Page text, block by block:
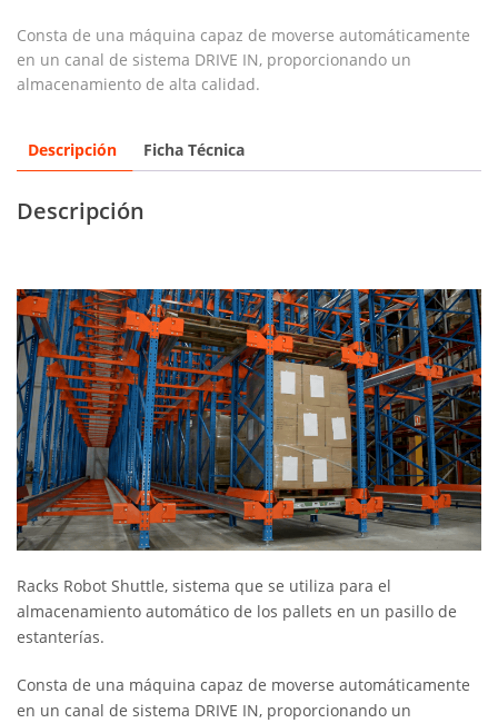
Consta de una máquina capaz de moverse automáticamente
en un canal de sistema DRIVE IN, proporcionando un
almacenamiento de alta calidad.
Descripción Ficha Técnica
Descripción
Racks Robot Shuttle, sistema que se utiliza para el
almacenamiento automático de los pallets en un pasillo de
estanterías.
Consta de una máquina capaz de moverse automáticamente
en un canal de sistema DRIVE IN, proporcionando un